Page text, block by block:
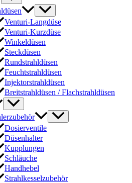
Venturi-Langdüse
Venturi-Kurzdüse
Winkeldüsen
Steckdüsen
Rundstrahldüsen
Feuchtstrahldüsen
Injektorstrahldüsen
Breitstrahldüsen / Flachstrahldüsen
Dosierventile
Düsenhalter
Kupplungen
Schläuche
Handhebel
Strahlkesselzubehör